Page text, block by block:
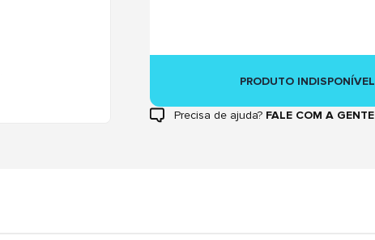
PRODUTO INDISPONÍVEL
Precisa de ajuda? FALE COM A GENTE